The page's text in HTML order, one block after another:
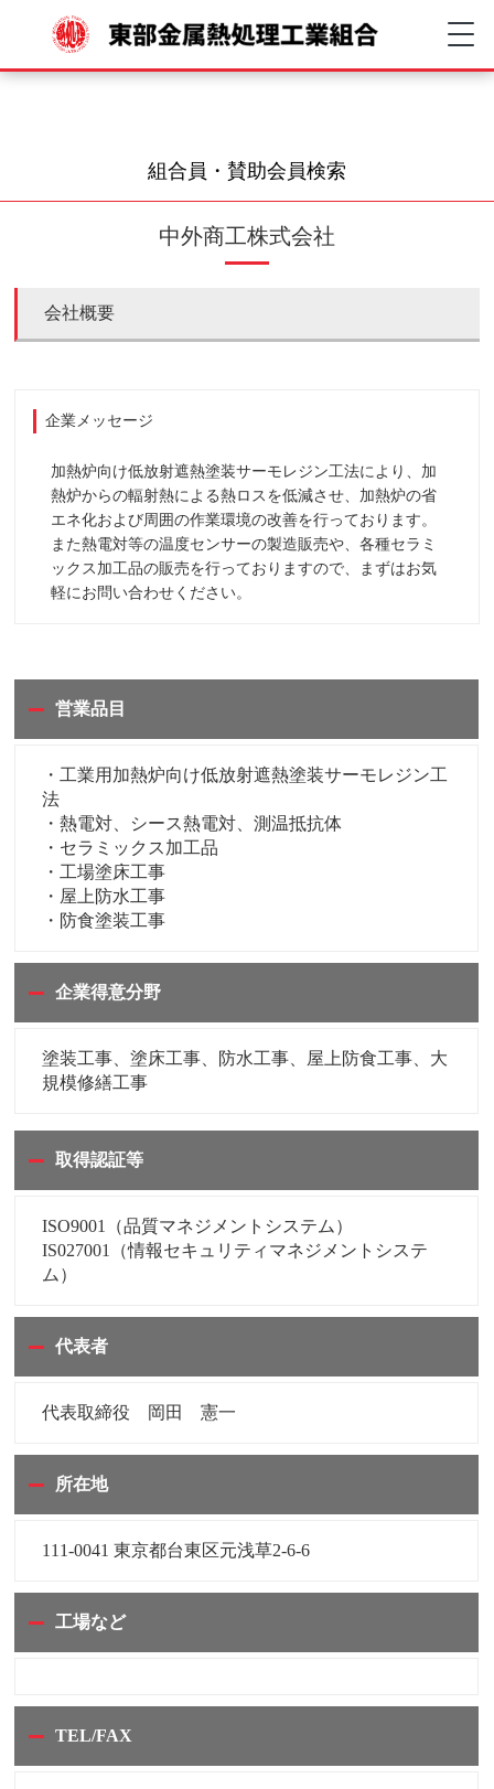
組合員・賛助会員検索
中外商工株式会社
会社概要
企業メッセージ
加熱炉向け低放射遮熱塗装サーモレジン工法により、加
熱炉からの輻射熱による熱ロスを低減させ、加熱炉の省
エネ化および周囲の作業環境の改善を行っております。
また熱電対等の温度センサーの製造販売や、各種セラミ
ックス加工品の販売を行っておりますので、まずはお気
軽にお問い合わせください。
営業品目
・工業用加熱炉向け低放射遮熱塗装サーモレジン工
法
・熱電対、シース熱電対、測温抵抗体
・セラミックス加工品
・工場塗床工事
・屋上防水工事
・防食塗装工事
企業得意分野
塗装工事、塗床工事、防水工事、屋上防食工事、大
規模修繕工事
取得認証等
ISO9001（品質マネジメントシステム）
IS027001（情報セキュリティマネジメントシステ
ム）
代表者
代表取締役 岡田 憲一
所在地
111-0041 東京都台東区元浅草2-6-6
工場など
TEL/FAX